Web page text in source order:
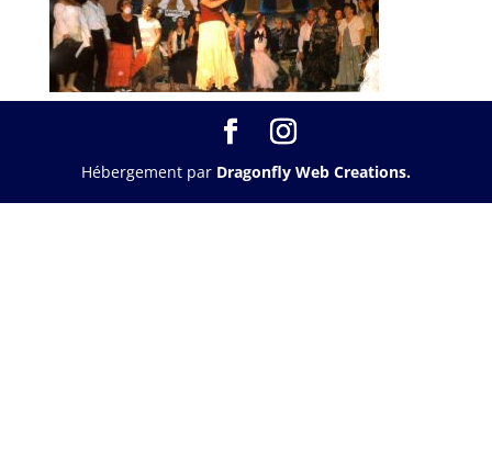
Hébergement par Dragonfly Web Creations.